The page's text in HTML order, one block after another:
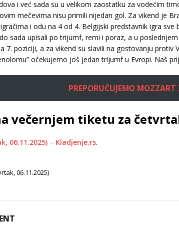
i već sada su u velikom zaostatku za vodećim
mečevima nisu primili nijedan gol. Za vikend je
i odu na 4 od 4. Belgijski predstavnik igra
sada upisali po trijumf, remi i poraz, a u
7. poziciji, a za vikend su slavili na gostovanju
očekujemo još jedan trijumf u Evropi. Naš
PREPORUČUJEMO
večernjem tiketu za
06.11.2025) – Kladjenje.rs.
06.11.2025)